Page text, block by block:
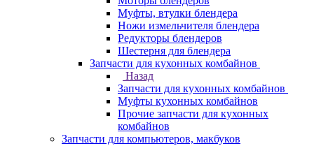
Муфты, втулки блендера
Ножи измельчителя блендера
Редукторы блендеров
Шестерня для блендера
Запчасти для кухонных комбайнов
Назад
Запчасти для кухонных комбайнов
Муфты кухонных комбайнов
Прочие запчасти для кухонных
комбайнов
Запчасти для компьютеров, макбуков